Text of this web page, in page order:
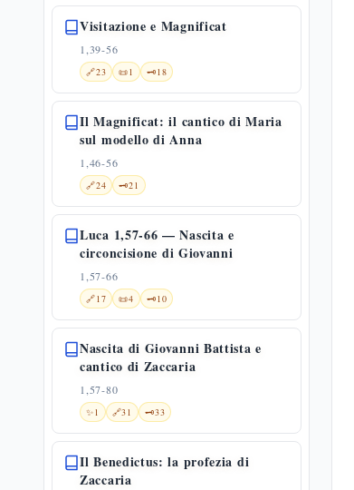
Visitazione e Magnificat
1,39-56
🔗23 📜1 🗝️18
Il Magnificat: il cantico di Maria
sul modello di Anna
1,46-56
🔗24 🗝️21
Luca 1,57-66 — Nascita e
circoncisione di Giovanni
1,57-66
🔗17 📜4 🗝️10
Nascita di Giovanni Battista e
cantico di Zaccaria
1,57-80
✨1 🔗31 🗝️33
Il Benedictus: la profezia di
Zaccaria